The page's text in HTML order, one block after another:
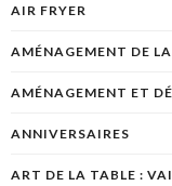
AIR FRYER
AMÉNAGEMENT DE
AMÉNAGEMENT ET
ANNIVERSAIRES
ART DE LA TABLE :